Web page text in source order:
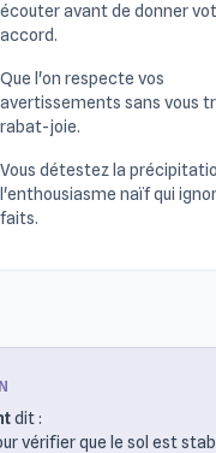
écouter avant de donner
accord.
Que l'on respecte vos
avertissements sans vous
rabat-joie.
Vous détestez la
l'enthousiasme naïf qui
faits.
dit :
vérifier que le sol est